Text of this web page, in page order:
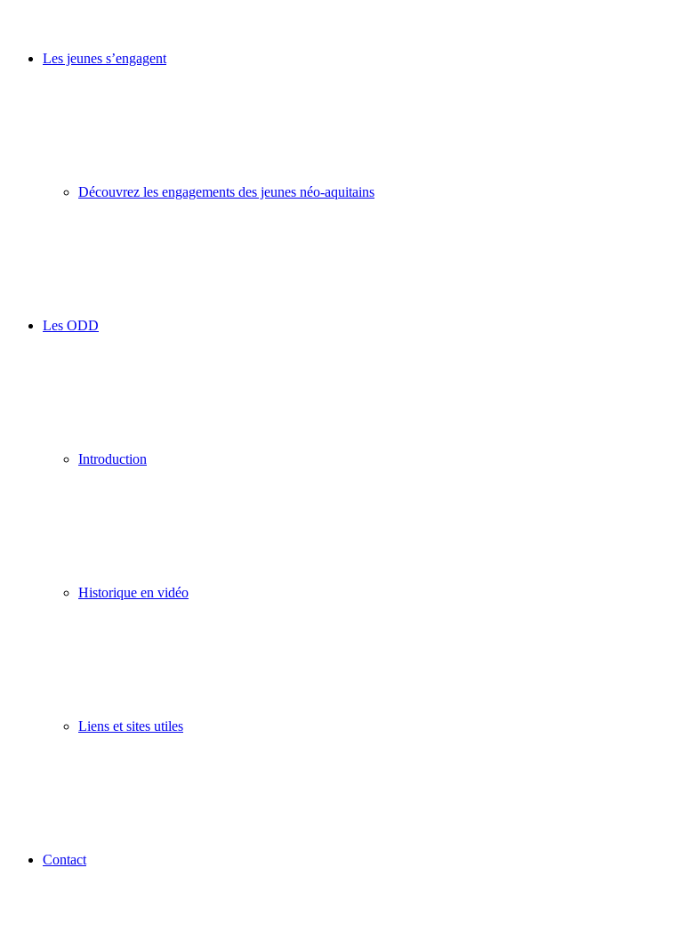
Les jeunes s’engagent
Découvrez les engagements des jeunes néo-aquitains
Les ODD
Introduction
Historique en vidéo
Liens et sites utiles
Contact